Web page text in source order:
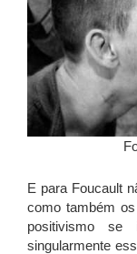
E para Foucault
como também
positivismo se
singularmente